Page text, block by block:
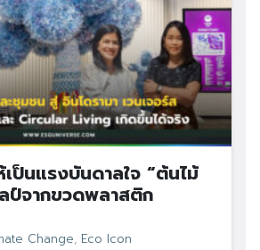
เป็นแรงบันดาลใจ “ต้นไม้
ป์จากขวดพลาสติก
Change, Eco Icon